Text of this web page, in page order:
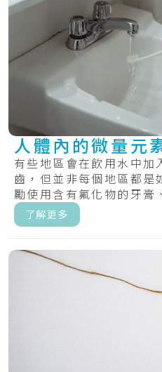
人體內的微量元
有些地區會在飲用水中加
齒，但並非每個地區都是
勵使用含有氟化物的牙膏
齒上塗.....
了解更多